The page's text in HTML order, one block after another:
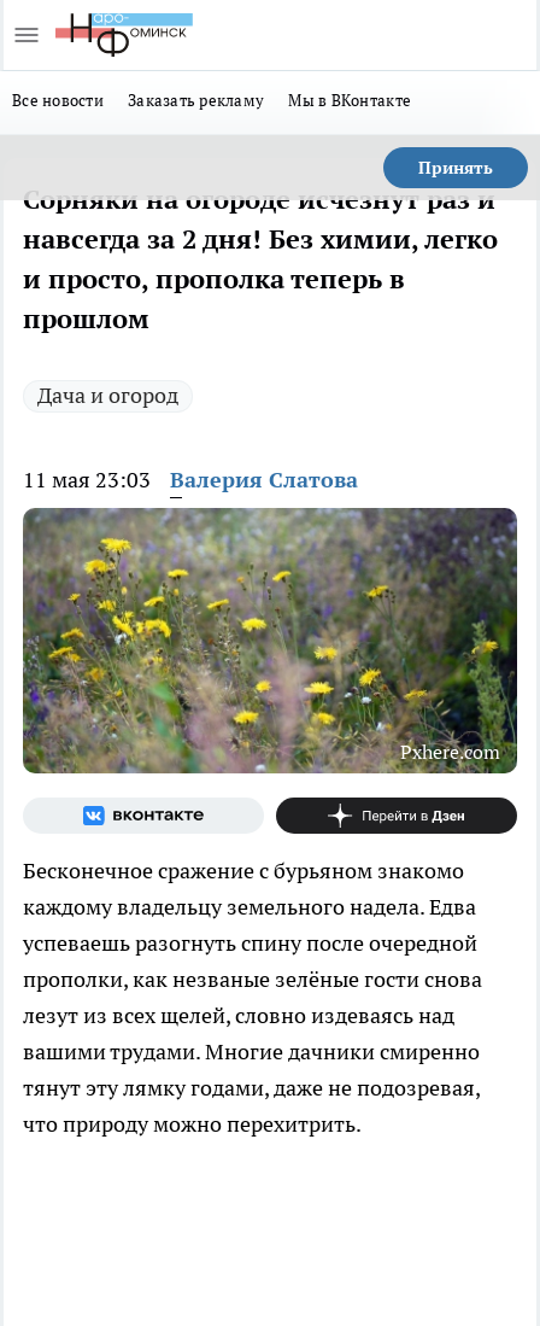
Все новости Заказать рекламу Мы в ВКонтакте
Принять
Сорняки на огороде исчезнут раз и
навсегда за 2 дня! Без химии, легко
и просто, прополка теперь в
прошлом
Дача и огород
11 мая 23:03 Валерия Слатова
Pxhere.com
Бесконечное сражение с бурьяном знакомо
каждому владельцу земельного надела. Едва
успеваешь разогнуть спину после очередной
прополки, как незваные зелёные гости снова
лезут из всех щелей, словно издеваясь над
вашими трудами. Многие дачники смиренно
тянут эту лямку годами, даже не подозревая,
что природу можно перехитрить.